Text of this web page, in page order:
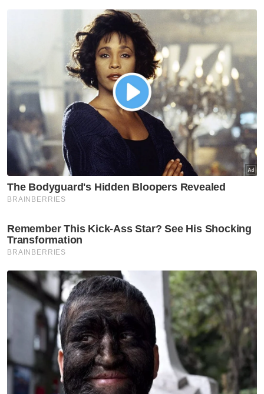
Lelaki ditahan bersama dadah
hampir RM30,000
Selangor KL
Empat dekad menjinak ikan